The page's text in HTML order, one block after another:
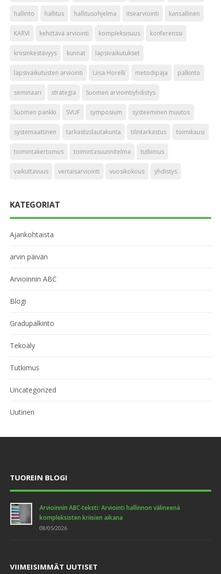
hallinto hallitus hallitusohjelma itsearviointi kansallinen
KARVI kehittävä arviointi kompleksisuus konferenssi
kriisinkestävyys kunnat lapsivaikutukset
lapsivaikutusten arviointi Liisa Horelli metodipaja palkinto
seminaari strategia Suomen arviointiyhdistys
Suomen pankki SVUF symposium systeeminen muutos
systemaattinen tarkastuslautakunta tilintarkastus toimikausi
toimintakertomus toimintasuunnitelma tutkimus
vaikuttavuus vertaisarviointi vuosikokous yhdistys
KATEGORIAT
Ajankohtaista
arvin päivän
Arvioinnin ABC
Blogi
Gradupalkinto
Tekoäly
Tutkimus
Uncategorized
Uutinen
TUOREIN BLOGI
Arvioinnin ABC-teksti: Arviointi hallinnon välineenä
kompleksisten kriisien aikana
08/05/2026
VIIMEISIMMÄT UUTISET